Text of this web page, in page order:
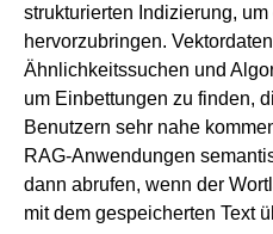
strukturierten Indizierung,
hervorzubringen.
Ähnlichkeitssuchen und
um Einbettungen zu finden,
Benutzern sehr nahe
RAG-Anwendungen
dann abrufen, wenn der
mit dem gespeicherten Text